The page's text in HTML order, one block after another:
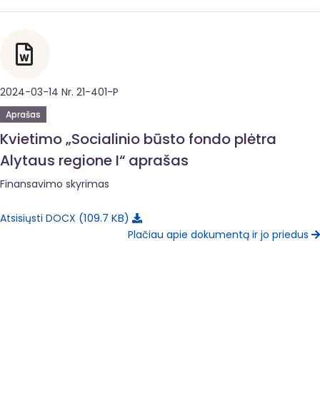
2024-03-14 Nr. 21-401-P
Aprašas
Kvietimo „Socialinio būsto fondo plėtra
Alytaus regione I“ aprašas
Finansavimo skyrimas
Atsisiųsti DOCX 109.7 KB
Plačiau apie dokumentą ir jo priedus